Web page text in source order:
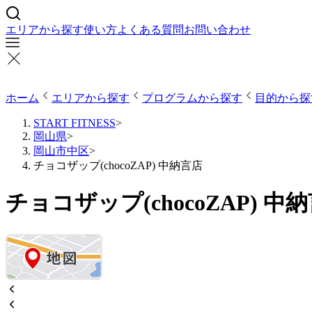
エリアから探す使い方よくある質問お問い合わせ
ホーム エリアから探す プログラムから探す 目的から
START FITNESS>
岡山県>
岡山市中区>
チョコザップ(chocoZAP) 中納言店
チョコザップ(chocoZAP) 中